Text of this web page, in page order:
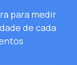
para medir
de cada